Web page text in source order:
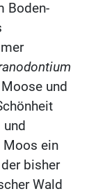
Boden-
und
Moos ein
bisher
Wald